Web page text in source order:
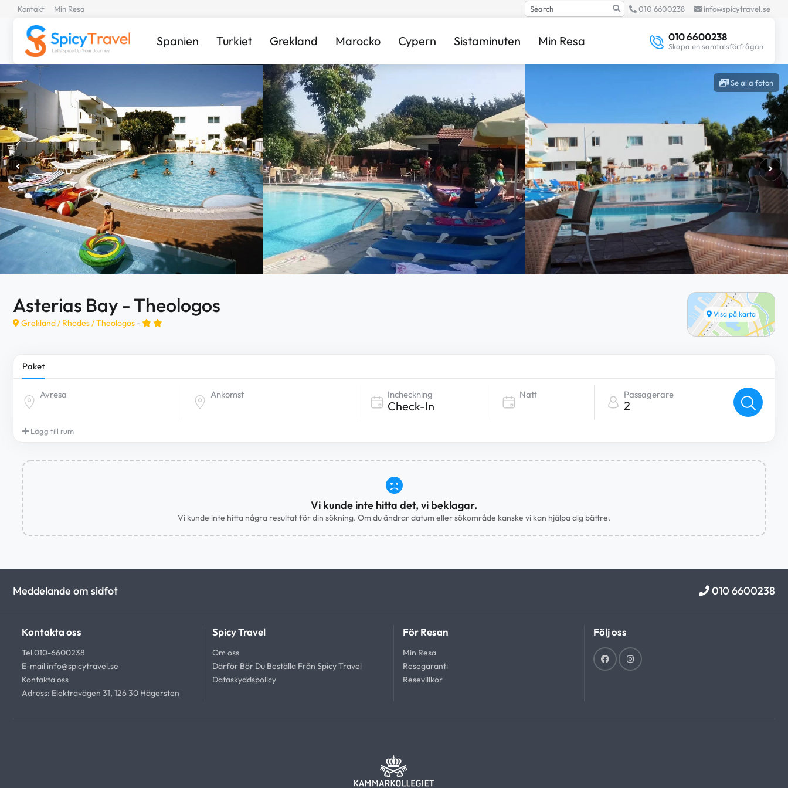
Kontakt Min Resa Search 010 6600238 info@spicytravel.se
Spanien Turkiet Grekland Marocko Cypern Sistaminuten Min Resa 010 6600238
Skapa en samtalsförfrågan
Se alla foton
Asterias Bay - Theologos
Grekland / Rhodes/Theologos -
Visa på karta
Paket
Avresa Ankomst Incheckning Natt Passagerare
2
Lägg till rum
Vi kunde inte hitta det, vi beklagar.
Vi kunde inte hitta några resultat för din sökning. Om du ändrar datum eller sökområde kanske vi kan hjälpa dig bättre.
Meddelande om sidfot 010 6600238
Kontakta oss
Tel 010-6600238
E-mail info@spicytravel.se
Kontakta oss
Adress: Elektravägen 31, 126 30 Hägersten
Spicy Travel
Om oss
Därför Bör Du Beställa Från Spicy Travel
Dataskyddspolicy
För Resan
Min Resa
Resegaranti
Resevillkor
Följ oss